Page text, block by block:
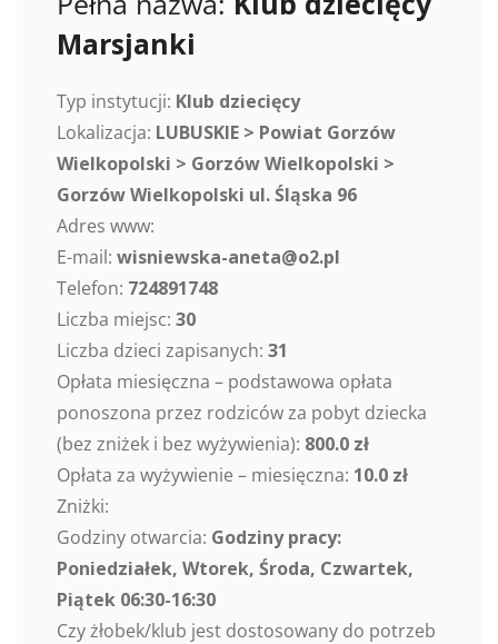
Marsjanki
Typ instytucji: Klub dziecięcy
Lokalizacja: LUBUSKIE > Powiat Gorzów
Wielkopolski > Gorzów Wielkopolski >
Gorzów Wielkopolski ul. Śląska 96
Adres www:
E-mail: wisniewska-aneta@o2.pl
Telefon: 724891748
Liczba miejsc: 30
Liczba dzieci zapisanych: 31
Opłata miesięczna – podstawowa opłata
ponoszona przez rodziców za pobyt dziecka
(bez zniżek i bez wyżywienia): 800.0 zł
Opłata za wyżywienie – miesięczna: 10.0 zł
Zniżki:
Godziny otwarcia: Godziny pracy:
Poniedziałek, Wtorek, Środa, Czwartek,
Piątek 06:30-16:30
Czy żłobek/klub jest dostosowany do potrzeb